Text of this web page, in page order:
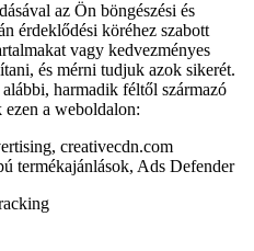
az Ön böngészési és
érdeklődési köréhez szabott
vagy kedvezményes
és mérni tudjuk azok sikerét.
harmadik féltől származó
ezen a weboldalon:
creativecdn.com
termékajánlások, Ads Defender